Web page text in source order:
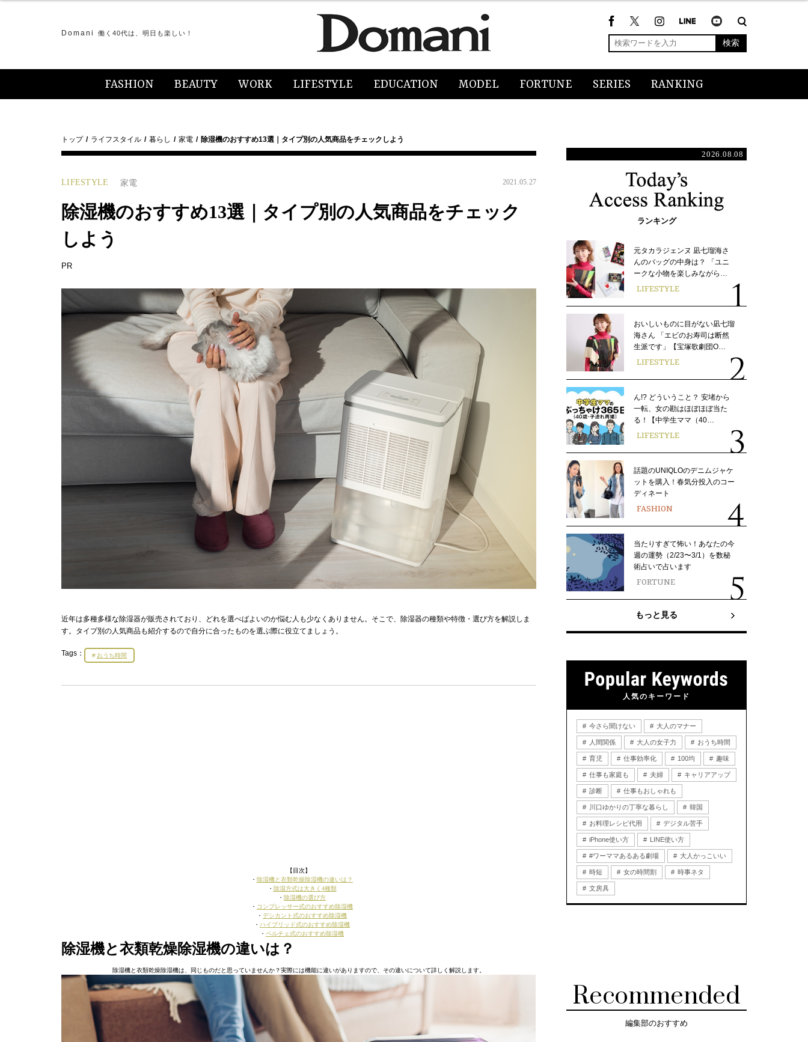
Domani 働く40代は、明日も楽しい！
検索
FASHION BEAUTY WORK LIFESTYLE EDUCATION MODEL FORTUNE SERIES RANKING
トップ ライフスタイル 暮らし 家電 除湿機のおすすめ13選｜タイプ別の人気商品をチェックしよう
LIFESTYLE 家電 2021.05.27
除湿機のおすすめ13選｜タイプ別の人気商品をチェック
しよう
PR
近年は多種多様な除湿器が販売されており、どれを選べばよいのか悩む人も少なくありません。そこで、除湿器の種類や特徴・選び方を解説しま
す。タイプ別の人気商品も紹介するので自分に合ったものを選ぶ際に役立てましょう。
Tags： おうち時間
【目次】
・ 除湿機と衣類乾燥除湿機の違いは？
・ 除湿方式は大きく4種類
・ 除湿機の選び方
・ コンプレッサー式のおすすめ除湿機
・ デシカント式のおすすめ除湿機
・ ハイブリッド式のおすすめ除湿機
・ ペルチェ式のおすすめ除湿機
除湿機と衣類乾燥除湿機の違いは？
除湿機と衣類乾燥除湿機は、同じものだと思っていませんか？実際には機能に違いがありますので、その違いについて詳しく解説します。
2026.08.08
ランキング
元タカラジェンヌ 凪七瑠海さ
んのバッグの中身は？ 「ユニ
ークな小物を楽しみながら…
LIFESTYLE
おいしいものに目がない凪七瑠
海さん 「エビのお寿司は断然
生派です」【宝塚歌劇団O…
LIFESTYLE
ん!? どういうこと？ 安堵から
一転、女の勘はほぼほぼ当た
る！【中学生ママ（40…
LIFESTYLE
話題のUNIQLOのデニムジャケ
ットを購入！春気分投入のコー
ディネート
FASHION
当たりすぎて怖い！あなたの今
週の運勢（2/23〜3/1）を数秘
術占いで占います
FORTUNE
もっと見る
人気のキーワード
今さら聞けない 大人のマナー
人間関係 大人の女子力 おうち時間
育児 仕事効率化 100均 趣味
仕事も家庭も 夫婦 キャリアアップ
診断 仕事もおしゃれも
川口ゆかりの丁寧な暮らし 韓国
お料理レシピ代用 デジタル苦手
iPhone使い方 LINE使い方
#ワーママあるある劇場 大人かっこいい
時短 女の時間割 時事ネタ
文房具
Recommended
編集部のおすすめ